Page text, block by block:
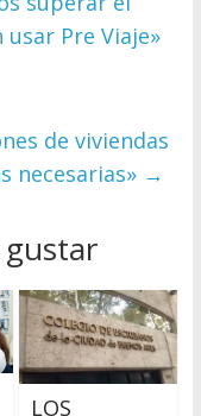
Pre Viaje»
de viviendas
necesarias» →
LOS